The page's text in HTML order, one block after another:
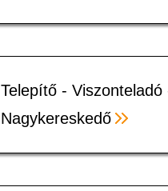
Telepítő - Viszonteladó
Nagykereskedő